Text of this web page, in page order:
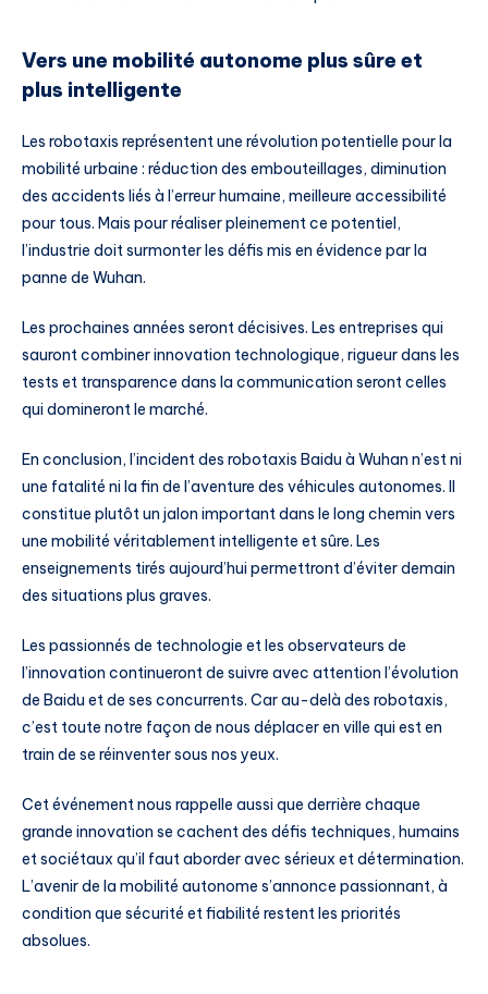
Vers une mobilité autonome plus sûre et
plus intelligente
Les robotaxis représentent une révolution potentielle pour la
mobilité urbaine : réduction des embouteillages, diminution
des accidents liés à l’erreur humaine, meilleure accessibilité
pour tous. Mais pour réaliser pleinement ce potentiel,
l’industrie doit surmonter les défis mis en évidence par la
panne de Wuhan.
Les prochaines années seront décisives. Les entreprises qui
sauront combiner innovation technologique, rigueur dans les
tests et transparence dans la communication seront celles
qui domineront le marché.
En conclusion, l’incident des robotaxis Baidu à Wuhan n’est ni
une fatalité ni la fin de l’aventure des véhicules autonomes. Il
constitue plutôt un jalon important dans le long chemin vers
une mobilité véritablement intelligente et sûre. Les
enseignements tirés aujourd’hui permettront d’éviter demain
des situations plus graves.
Les passionnés de technologie et les observateurs de
l’innovation continueront de suivre avec attention l’évolution
de Baidu et de ses concurrents. Car au-delà des robotaxis,
c’est toute notre façon de nous déplacer en ville qui est en
train de se réinventer sous nos yeux.
Cet événement nous rappelle aussi que derrière chaque
grande innovation se cachent des défis techniques, humains
et sociétaux qu’il faut aborder avec sérieux et détermination.
L’avenir de la mobilité autonome s’annonce passionnant, à
condition que sécurité et fiabilité restent les priorités
absolues.